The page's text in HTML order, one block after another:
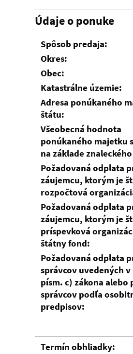
Údaje o ponuke
Spôsob predaja:
Okres:
Obec:
Katastrálne územie:
Adresa ponúkaného
štátu:
Všeobecná hodnota
ponúkaného majetku
na základe
Požadovaná odplata
záujemcu, ktorým je
rozpočtová
Požadovaná odplata
záujemcu, ktorým je
príspevková
štátny fond:
Požadovaná odplata
správcov uvedených v
písm. c) zákona alebo
správcov podľa
predpisov:
Termín obhliadky: